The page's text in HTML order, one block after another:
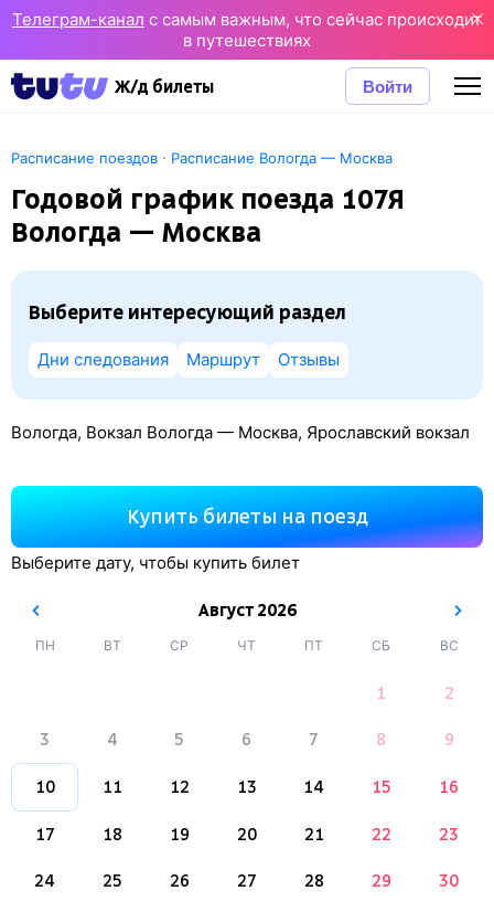
Телеграм-канал с самым важным, что сейчас происходит
в путешествиях
Ж/д билеты Войти
Расписание поездов · Расписание Вологда — Москва
Годовой график поезда 107Я
Вологда — Москва
Выберите интересующий раздел
Дни следования Маршрут Отзывы
Вологда, Вокзал Вологда — Москва, Ярославский вокзал
Купить билеты на поезд
Выберите дату, чтобы купить билет
Август2026
ПН ВТ СР ЧТ ПТ СБ ВС
1 2
3 4 5 6 7 8 9
10 11 12 13 14 15 16
17 18 19 20 21 22 23
24 25 26 27 28 29 30